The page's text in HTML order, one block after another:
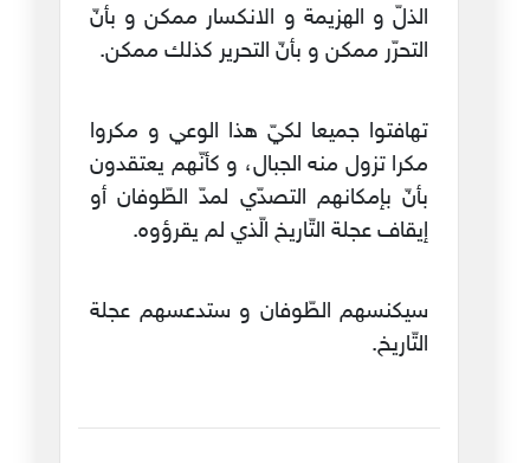
الذلّ و الهزيمة و الانكسار ممكن و بأنّ
التحرّر ممكن و بأنّ التحرير كذلك ممكن.
تهافتوا جميعا لكيّ هذا الوعي و مكروا
مكرا تزول منه الجبال، و كأنّهم يعتقدون
بأنّ بإمكانهم التصدّي لمدّ الطّوفان أو
إيقاف عجلة التّاريخ الّذي لم يقرؤوه.
سيكنسهم الطّوفان و ستدعسهم عجلة
التّاريخ.